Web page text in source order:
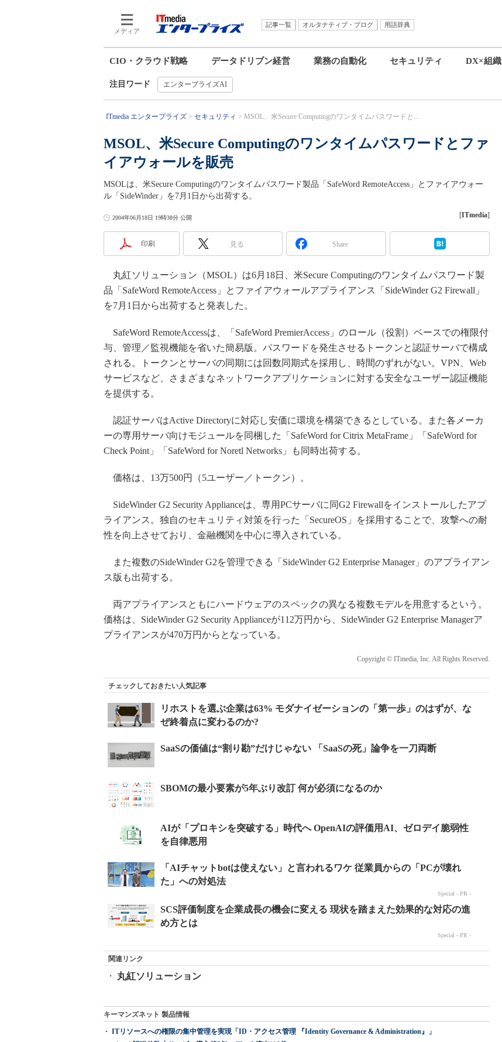
メディア
記事一覧 オルタナティブ・ブログ
用語辞典
CIO・クラウド戦略 データドリブン経営 業務の自動化 セキュリティ DX×組織
注目ワード エンタープライズAI
ITmedia エンタープライズ セキュリティ MSOL、米Secure Computingのワンタイムパスワードと...
MSOL、米Secure Computingのワンタイムパスワードとファ
イアウォールを販売
MSOLは、米Secure Computingのワンタイムパスワード製品「SafeWord RemoteAccess」とファイアウォー
ル「SideWinder」を7月1日から出荷する。
2004年06月18日 19時38分 公開 [ITmedia]
印刷 見る Share
丸紅ソリューション（MSOL）は6月18日、米Secure Computingのワンタイムパスワード製
品「SafeWord RemoteAccess」とファイアウォールアプライアンス「SideWinder G2 Firewall」
を7月1日から出荷すると発表した。
SafeWord RemoteAccessは、「SafeWord PremierAccess」のロール（役割）ベースでの権限付
与、管理／監視機能を省いた簡易版。パスワードを発生させるトークンと認証サーバで構成
される。トークンとサーバの同期には回数同期式を採用し、時間のずれがない。VPN、Web
サービスなど、さまざまなネットワークアプリケーションに対する安全なユーザー認証機能
を提供する。
認証サーバはActive Directoryに対応し安価に環境を構築できるとしている。また各メーカ
ーの専用サーバ向けモジュールを同梱した「SafeWord for Citrix MetaFrame」「SafeWord for
Check Point」「SafeWord for Noretl Networks」も同時出荷する。
価格は、13万500円（5ユーザー／トークン）。
SideWinder G2 Security Applianceは、専用PCサーバに同G2 Firewallをインストールしたアプ
ライアンス。独自のセキュリティ対策を行った「SecureOS」を採用することで、攻撃への耐
性を向上させており、金融機関を中心に導入されている。
また複数のSideWinder G2を管理できる「SideWinder G2 Enterprise Manager」のアプライアン
ス版も出荷する。
両アプライアンスともにハードウェアのスペックの異なる複数モデルを用意するという。
価格は、SideWinder G2 Security Applianceが112万円から、SideWinder G2 Enterprise Managerア
プライアンスが470万円からとなっている。
Copyright © ITmedia, Inc. All Rights Reserved.
チェックしておきたい人気記事
関連リンク
丸紅ソリューション
キーマンズネット 製品情報
ITリソースへの権限の集中管理を実現「ID・アクセス管理 『Identity Governance & Administration』」